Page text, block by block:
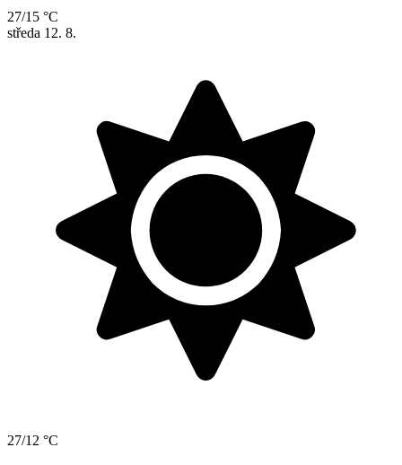
27/15 °C
středa 12. 8.
27/12 °C